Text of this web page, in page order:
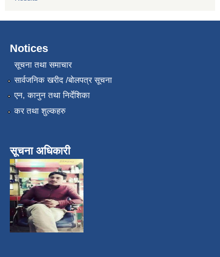
Notices
सूचना तथा समाचार
सार्वजनिक खरीद /बोलपत्र सूचना
एन, कानुन तथा निर्देशिका
कर तथा शुल्कहरु
सूचना अधिकारी